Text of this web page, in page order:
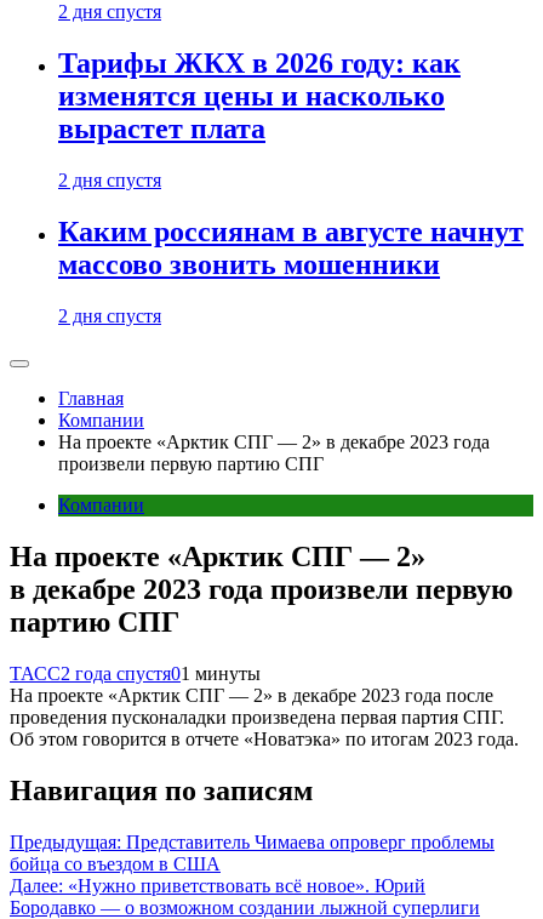
2 дня спустя
Тарифы ЖКХ в 2026 году: как
изменятся цены и насколько
вырастет плата
2 дня спустя
Каким россиянам в августе начнут
массово звонить мошенники
2 дня спустя
Главная
Компании
На проекте «Арктик СПГ — 2» в декабре 2023 года
произвели первую партию СПГ
Компании
На проекте «Арктик СПГ — 2»
в декабре 2023 года произвели первую
партию СПГ
ТАСС2 года спустя01 минуты
На проекте «Арктик СПГ — 2» в декабре 2023 года после
проведения пусконаладки произведена первая партия СПГ.
Об этом говорится в отчете «Новатэка» по итогам 2023 года.
Навигация по записям
Предыдущая: Представитель Чимаева опроверг проблемы
бойца со въездом в США
Далее: «Нужно приветствовать всё новое». Юрий
Бородавко — о возможном создании лыжной суперлиги